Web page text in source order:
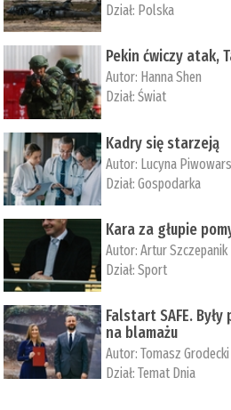
Dział: Polska
Pekin ćwiczy atak,
Autor: ­Hanna Shen
Dział:Świat
Kadry się starzeją
Autor: Lucyna
Dział:Gospodarka
Kara za głupie
Autor:Artur Szczepanik
Dział:Sport
Falstart SAFE.
na blamażu
Autor:Tomasz Grodecki
Dział:Temat Dnia